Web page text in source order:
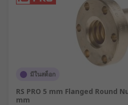
มีในสต็อก
RS PRO 5 mm Flanged Round
mm